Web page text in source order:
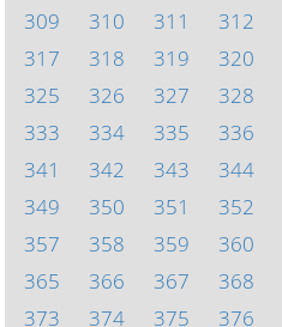
309
310 311 312
317
318 319 320
325
326 327 328
333
334 335 336
341
342 343 344
349
350 351 352
357
358 359 360
365
366 367 368
373
374 375 376